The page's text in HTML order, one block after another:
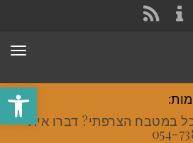
פתח
במטבח הצרפתי? דברו איתי